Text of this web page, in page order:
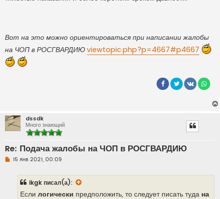
Вот на это можно ориентироваться при написании жалобы
на ЧОП в РОСГВАРДИЮ viewtopic.php?p=4667#p4667
dssdk
Много знающий
Re: Подача жалобы на ЧОП в РОСГВАРДИЮ
Н15 янв 2021, 00:09
ikgk писал(а):
Если логически предположить, то следует писать туда на